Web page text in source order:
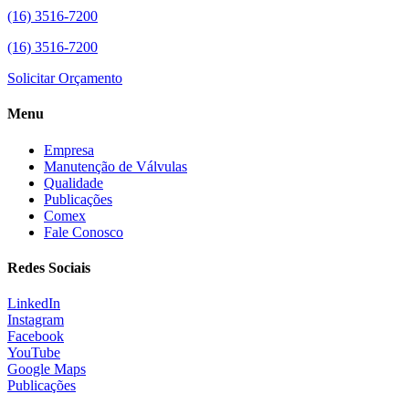
(16) 3516-7200
(16) 3516-7200
Solicitar Orçamento
Menu
Empresa
Manutenção de Válvulas
Qualidade
Publicações
Comex
Fale Conosco
Redes Sociais
LinkedIn
Instagram
Facebook
YouTube
Google Maps
Publicações